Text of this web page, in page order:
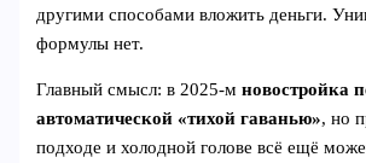
другими способами вложить деньги.
формулы нет.
Главный смысл: в 2025‑мновостройка
автоматической «тихой гаванью», но
подходе и холодной голове всё ещё